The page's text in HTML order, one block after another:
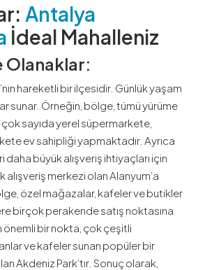
Antalya
İdeal Mahalleniz
Olanaklar:
hareketli bir ilçesidir. Günlük yaşam
sunar. Örneğin, bölge, tümü yürüme
sayıda yerel süpermarkete,
ev sahipliği yapmaktadır. Ayrıca
daha büyük alışveriş ihtiyaçları için
alışveriş merkezi olan Alanyum’a
özel mağazalar, kafeler ve butikler
birçok perakende satış noktasına
önemli bir nokta, çok çeşitli
ve kafeler sunan popüler bir
Akdeniz Park’tır. Sonuç olarak,